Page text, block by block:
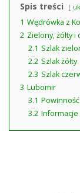
Spis treści
1 Wędrówka z
2 Zielony, żółty
2.1 Szlak
2.2 Szlak żółty
2.3 Szlak
3 Lubomir
3.1
3.2 Informacje